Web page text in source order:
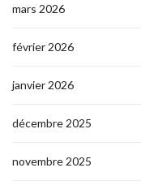
mars 2026
février 2026
janvier 2026
décembre 2025
novembre 2025